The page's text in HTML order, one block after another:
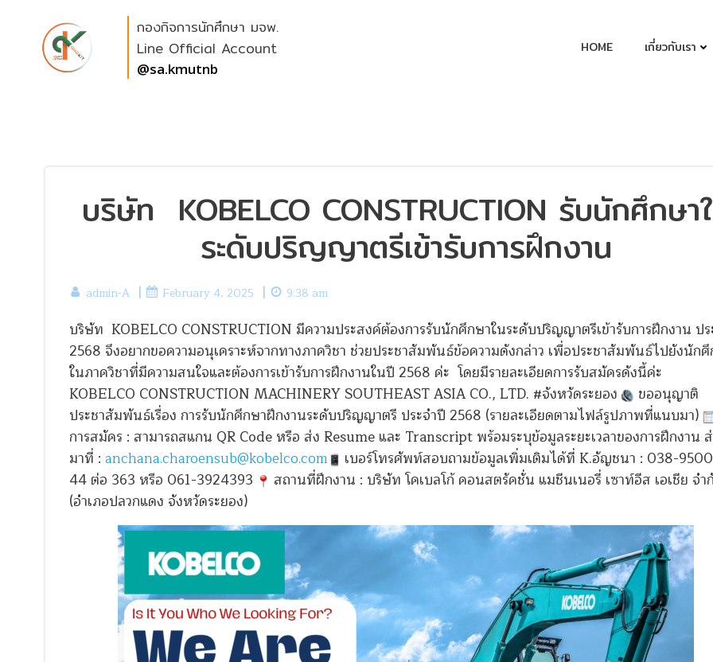
content
กองกิจการนักศึกษา มจพ.
Line Official Account
@sa.kmutnb
HOME เกี่ยวกับเรา
บริษัท KOBELCO CONSTRUCTION รับนักศึกษา
ระดับปริญญาตรีเข้ารับการฝึกงาน
admin-A | February 4, 2025 | 9:38 am
บริษัท KOBELCO CONSTRUCTION มีความประสงค์ต้องการรับนักศึกษาในระดับปริญญาตรีเข้ารับการฝึกงาน ปร
2568 จึงอยากขอความอนุเคราะห์จากทางภาควิชา ช่วยประชาสัมพันธ์ข้อความดังกล่าว เพื่อประชาสัมพันธ์ไปยังนัก
ในภาควิชาที่มีความสนใจและต้องการเข้ารับการฝึกงานในปี 2568 ค่ะ โดยมีรายละเอียดการรับสมัครดังนี้ค่ะ
KOBELCO CONSTRUCTION MACHINERY SOUTHEAST ASIA CO., LTD. #จังหวัดระยอง
ขออนุญาติ
ประชาสัมพันธ์เรื่อง การรับนักศึกษาฝึกงานระดับปริญญาตรี ประจำปี 2568 (รายละเอียดตามไฟล์รูปภาพที่แนบมา)
การสมัคร : สามารถสแกน QR Code หรือ ส่ง Resume และ Transcript พร้อมระบุข้อมูลระยะเวลาของการฝึกงาน ส่
มาที่ : anchana.charoensub@kobelco.com
เบอร์โทรศัพท์สอบถามข้อมูลเพิ่มเติมได้ที่ K.อัญชนา : 038-
44 ต่อ 363 หรือ 061-3924393
สถานที่ฝึกงาน : บริษัท โคเบลโก้ คอนสตรัคชั่น แมชีนเนอรี่ เซาท์อีส เอเชีย จำ
(อำเภอปลวกแดง จังหวัดระยอง)